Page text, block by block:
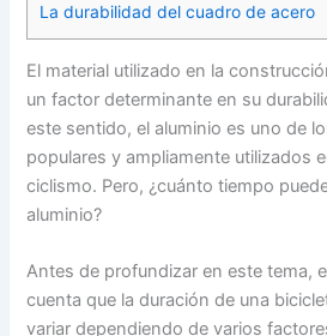
La durabilidad del cuadro de acero
El material utilizado en la
un factor determinante en su
este sentido, el aluminio es uno de
populares y ampliamente utilizados
ciclismo. Pero, ¿cuánto tiempo
aluminio?
Antes de profundizar en este tema,
cuenta que la duración de una
variar dependiendo de varios